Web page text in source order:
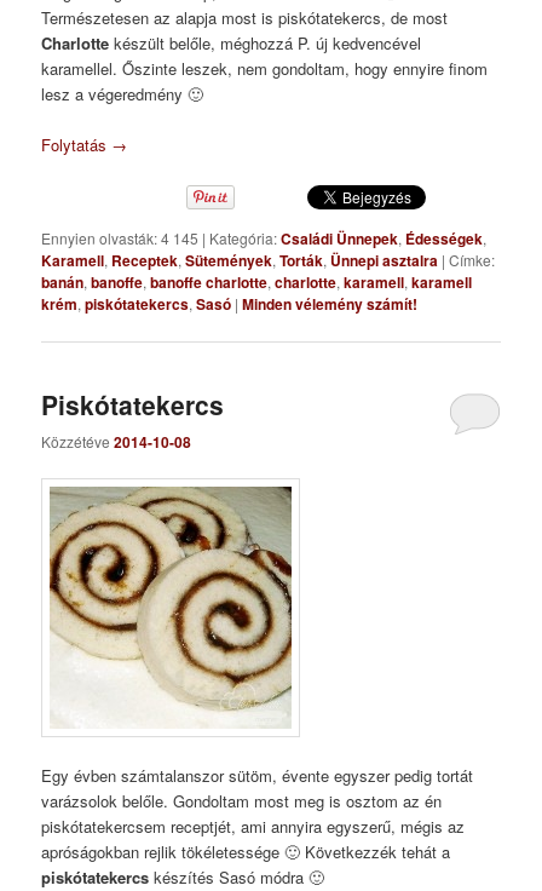
Természetesen az alapja most is piskótatekercs, de most
Charlotte készült belőle, méghozzá P. új kedvencével
karamellel. Őszinte leszek, nem gondoltam, hogy ennyire finom
lesz a végeredmény 🙂
Folytatás →
Ennyien olvasták: 4 145 | Kategória:Családi Ünnepek, Édességek,
Karamell, Receptek,Sütemények,Torták, Ünnepi asztalra |Címke:
banán,banoffe,banoffe charlotte,charlotte,karamell,karamell
krém,piskótatekercs,Sasó |Minden vélemény számít!
Piskótatekercs
Közzétéve2014-10-08
Egy évben számtalanszor sütöm, évente egyszer pedig tortát
varázsolok belőle. Gondoltam most meg is osztom az én
piskótatekercsem receptjét, ami annyira egyszerű, mégis az
apróságokban rejlik tökéletessége 🙂 Következzék tehát a
piskótatekercs készítés Sasó módra 🙂